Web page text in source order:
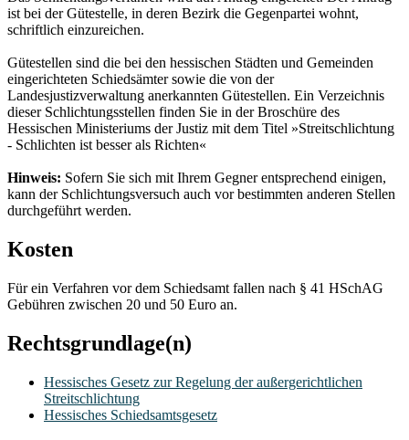
ist bei der Gütestelle, in deren Bezirk die Gegenpartei wohnt,
schriftlich einzureichen.
Gütestellen sind die bei den hessischen Städten und Gemeinden
eingerichteten Schiedsämter sowie die von der
Landesjustizverwaltung anerkannten Gütestellen. Ein Verzeichnis
dieser Schlichtungsstellen finden Sie in der Broschüre des
Hessischen Ministeriums der Justiz mit dem Titel »Streitschlichtung
- Schlichten ist besser als Richten«
Hinweis: Sofern Sie sich mit Ihrem Gegner entsprechend einigen,
kann der Schlichtungsversuch auch vor bestimmten anderen Stellen
durchgeführt werden.
Kosten
Für ein Verfahren vor dem Schiedsamt fallen nach § 41 HSchAG
Gebühren zwischen 20 und 50 Euro an.
Rechtsgrundlage(n)
Hessisches Gesetz zur Regelung der außergerichtlichen
Streitschlichtung
Hessisches Schiedsamtsgesetz